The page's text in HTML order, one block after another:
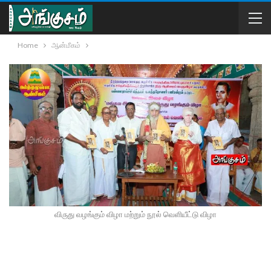
Home ஆன்மீகம்
விருது வழங்கும் விழா மற்றும் நூல் வெளியீட்டு விழா